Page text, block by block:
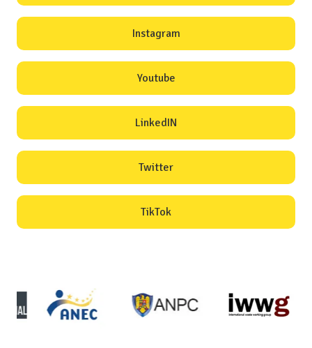
Instagram
Youtube
LinkedIN
Twitter
TikTok